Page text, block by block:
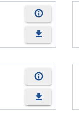
info_outline
file_download
info_outline
file_download